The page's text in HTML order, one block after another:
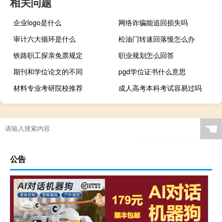
企业logo是什么
网络诈骗能追回损失吗
审计六大循环是什么
松油门转速回落慢怎么办
铁路职工探亲免票规定
职业规划怎么回答
期刊和学位论文的不同
pgd学位证书什么意思
材料专业考研院校推荐
成人高考本科考试容易过吗
☚
公告